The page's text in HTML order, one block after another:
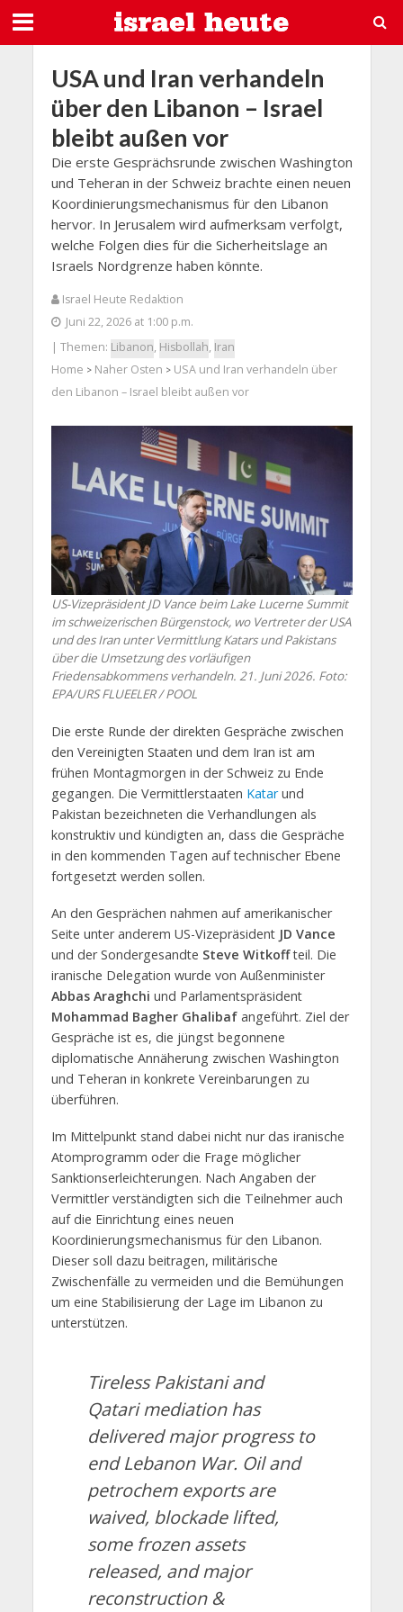
USA und Iran verhandeln
über den Libanon – Israel
bleibt außen vor
Die erste Gesprächsrunde zwischen Washington
und Teheran in der Schweiz brachte einen neuen
Koordinierungsmechanismus für den Libanon
hervor. In Jerusalem wird aufmerksam verfolgt,
welche Folgen dies für die Sicherheitslage an
Israels Nordgrenze haben könnte.
Israel Heute Redaktion
Juni 22, 2026 at 1:00 p.m.
| Themen: Libanon, Hisbollah, Iran
Home > Naher Osten > USA und Iran verhandeln über
den Libanon – Israel bleibt außen vor
US-Vizepräsident JD Vance beim Lake Lucerne Summit
im schweizerischen Bürgenstock, wo Vertreter der USA
und des Iran unter Vermittlung Katars und Pakistans
über die Umsetzung des vorläufigen
Friedensabkommens verhandeln. 21. Juni 2026. Foto:
EPA/URS FLUEELER / POOL
Die erste Runde der direkten Gespräche zwischen
den Vereinigten Staaten und dem Iran ist am
frühen Montagmorgen in der Schweiz zu Ende
gegangen. Die Vermittlerstaaten Katarund
Pakistan bezeichneten die Verhandlungen als
konstruktiv und kündigten an, dass die Gespräche
in den kommenden Tagen auf technischer Ebene
fortgesetzt werden sollen.
An den Gesprächen nahmen auf amerikanischer
Seite unter anderem US-Vizepräsident JD Vance
und der Sondergesandte Steve Witkoffteil. Die
iranische Delegation wurde von Außenminister
Abbas Araghchi und Parlamentspräsident
Mohammad Bagher Ghalibafangeführt. Ziel der
Gespräche ist es, die jüngst begonnene
diplomatische Annäherung zwischen Washington
und Teheran in konkrete Vereinbarungen zu
überführen.
Im Mittelpunkt stand dabei nicht nur das iranische
Atomprogramm oder die Frage möglicher
Sanktionserleichterungen. Nach Angaben der
Vermittler verständigten sich die Teilnehmer auch
auf die Einrichtung eines neuen
Koordinierungsmechanismus für den Libanon.
Dieser soll dazu beitragen, militärische
Zwischenfälle zu vermeiden und die Bemühungen
um eine Stabilisierung der Lage im Libanon zu
unterstützen.
Tireless Pakistani and
Qatari mediation has
delivered major progress to
end Lebanon War. Oil and
petrochem exports are
waived, blockade lifted,
some frozen assets
released, and major
reconstruction &